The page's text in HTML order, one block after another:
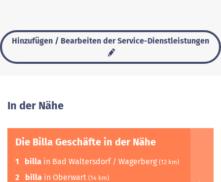
Hinzufügen / Bearbeiten der Service-Dienstleistungen
In der Nähe
Die Billa Geschäfte in der Nähe
1 billa in Bad Waltersdorf / Wagerberg (12 km)
2 billa in Oberwart (14 km)